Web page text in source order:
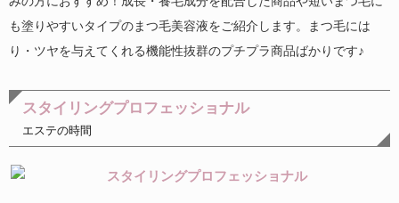
も塗りやすいタイプのまつ毛美容液をご紹介します。まつ毛には
り・ツヤを与えてくれる機能性抜群のプチプラ商品ばかりです♪
スタイリングプロフェッショナル
エステの時間